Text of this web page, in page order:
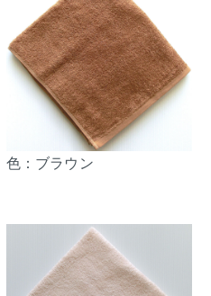
色：ブラウン